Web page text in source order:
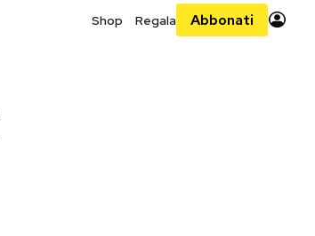
Shop Regala Abbonati